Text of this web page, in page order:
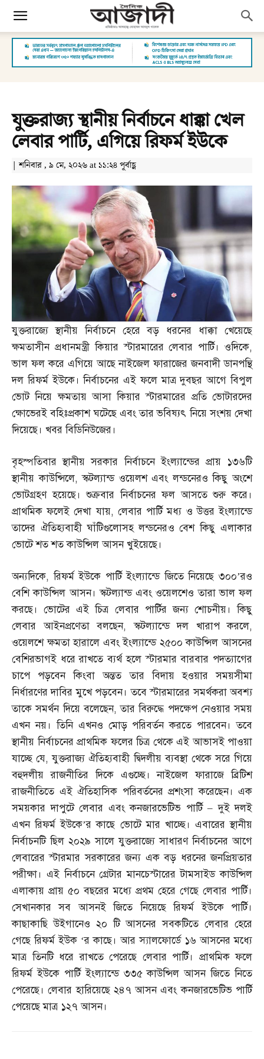
যুক্তরাজ্য স্থানীয় নির্বাচনে ধাক্কা খেল
লেবার পার্টি, এগিয়ে রিফর্ম ইউকে
| শনিবার , ৯ মে, ২০২৬ at ১১:২৪ পূর্বাহ্ণ
যুক্তরাজ্যে স্থানীয় নির্বাচনে হেরে বড় ধরনের ধাক্কা খেয়েছে
ক্ষমতাসীন প্রধানমন্ত্রী কিয়ার স্টারমারের লেবার পার্টি। ওদিকে,
ভাল ফল করে এগিয়ে আছে নাইজেল ফারাজের জনবাদী ডানপন্থি
দল রিফর্ম ইউকে। নির্বাচনের এই ফলে মাত্র দুবছর আগে বিপুল
ভোট নিয়ে ক্ষমতায় আসা কিয়ার স্টারমারের প্রতি ভোটারদের
ক্ষোভেরই বহিঃপ্রকাশ ঘটেছে এবং তার ভবিষ্যৎ নিয়ে সংশয় দেখা
দিয়েছে। খবর বিডিনিউজের।
বৃহস্পতিবার স্থানীয় সরকার নির্বাচনে ইংল্যান্ডের প্রায় ১৩৬টি
স্থানীয় কাউন্সিলে,স্কটল্যান্ড ওয়েলশ এবং লন্ডনেরও কিছু অংশে
ভোটগ্রহণ হয়েছে। শুক্রবার নির্বাচনের ফল আসতে শুরু করে।
প্রাথমিক ফলেই দেখা যায়, লেবার পার্টি মধ্য ও উত্তর ইংল্যান্ডে
তাদের ঐতিহ্যবাহী ঘাঁটিগুলোসহ লন্ডনেরও বেশ কিছু এলাকার
ভোটে শত শত কাউন্সিল আসন খুইয়েছে।
অন্যদিকে,রিফর্ম ইউকে পার্টি ইংল্যান্ডে জিতে নিয়েছে ৩০০’রও
বেশি কাউন্সিল আসন। স্কটল্যান্ড এবং ওয়েলশেও তারা ভাল ফল
করছে। ভোটের এই চিত্র লেবার পার্টির জন্য শোচনীয়। কিছু
লেবার আইনপ্রণেতা বলছেন,স্কটল্যান্ডে দল খারাপ করলে,
ওয়েলশে ক্ষমতা হারালে এবং ইংল্যান্ডে ২৫০০ কাউন্সিল আসনের
বেশিরভাগই ধরে রাখতে ব্যর্থ হলে স্টারমার বারবার পদত্যাগের
চাপে পড়বেন কিংবা অন্তত তার বিদায় হওয়ার সময়সীমা
নির্ধারণের দাবির মুখে পড়বেন। তবে স্টারমারের সমর্থকরা অবশ্য
তাকে সমর্থন দিয়ে বলেছেন,তার বিরুদ্ধে পদক্ষেপ নেওয়ার সময়
এখন নয়। তিনি এখনও মোড় পরিবর্তন করতে পারবেন। তবে
স্থানীয় নির্বাচনের প্রাথমিক ফলের চিত্র থেকে এই আভাসই পাওয়া
যাচ্ছে যে,যুক্তরাজ্য ঐতিহ্যবাহী দ্বিদলীয় ব্যবস্থা থেকে সরে গিয়ে
বহুদলীয় রাজনীতির দিকে এগুচ্ছে। নাইজেল ফারাজে ব্রিটিশ
রাজনীতিতে এই ঐতিহাসিক পরিবর্তনের প্রশংসা করেছেন। এক
সময়কার দাপুটে লেবার এবং কনজারভেটিভ পার্টি –দুই দলই
এখন রিফর্ম ইউকে’র কাছে ভোটে মার খাচ্ছে। এবারের স্থানীয়
নির্বাচনটি ছিল ২০২৯ সালে যুক্তরাজ্যে সাধারণ নির্বাচনের আগে
লেবারের স্টারমার সরকারের জন্য এক বড় ধরনের জনপ্রিয়তার
পরীক্ষা। এই নির্বাচনে গ্রেটার মানচেস্টারের টামসাইড কাউন্সিল
এলাকায় প্রায় ৫০ বছরের মধ্যে প্রথম হেরে গেছে লেবার পার্টি।
সেখানকার সব আসনই জিতে নিয়েছে রিফর্ম ইউকে পার্টি।
কাছাকাছি উইগানেও ২০ টি আসনের সবকটিতে লেবার হেরে
গেছে রিফর্ম ইউক ‘র কাছে। আর স্যালফোর্ডে ১৬ আসনের মধ্যে
মাত্র তিনটি ধরে রাখতে পেরেছে লেবার পার্টি। প্রাথমিক ফলে
রিফর্ম ইউকে পার্টি ইংল্যান্ডে ৩৩৫ কাউন্সিল আসন জিতে নিতে
পেরেছে। লেবার হারিয়েছে ২৪৭ আসন এবং কনজারভেটিভ পার্টি
পেয়েছে মাত্র ১২৭ আসন।